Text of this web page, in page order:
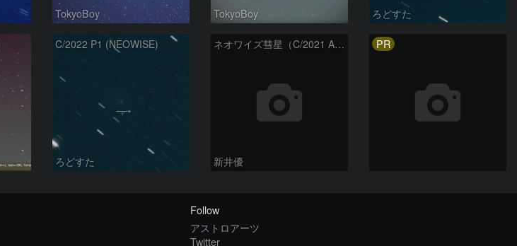
TokyoBoy TokyoBoy ろどすた
C/2022 P1 (NEOWISE)
ろどすた
ネオワイズ彗星（C/2021 A7） : 2022/04/07
新井優
PR
Follow
アストロアーツ
Twitter